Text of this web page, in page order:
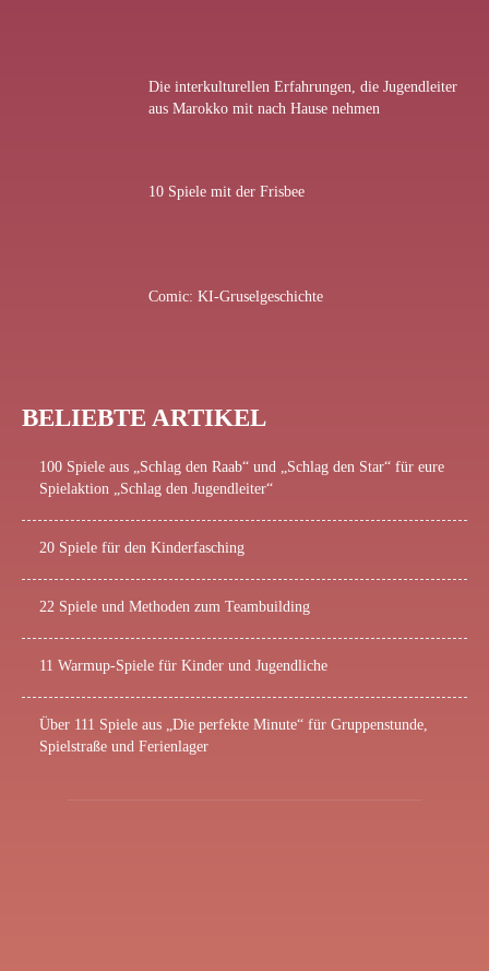
Die interkulturellen Erfahrungen, die Jugendleiter
aus Marokko mit nach Hause nehmen
10 Spiele mit der Frisbee
Comic: KI-Gruselgeschichte
BELIEBTE ARTIKEL
100 Spiele aus „Schlag den Raab“ und „Schlag den Star“ für eure
Spielaktion „Schlag den Jugendleiter“
20 Spiele für den Kinderfasching
22 Spiele und Methoden zum Teambuilding
11 Warmup-Spiele für Kinder und Jugendliche
Über 111 Spiele aus „Die perfekte Minute“ für Gruppenstunde,
Spielstraße und Ferienlager